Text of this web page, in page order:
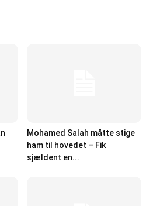
Mohamed Salah måtte stige
ham til hovedet – Fik
sjældent en...